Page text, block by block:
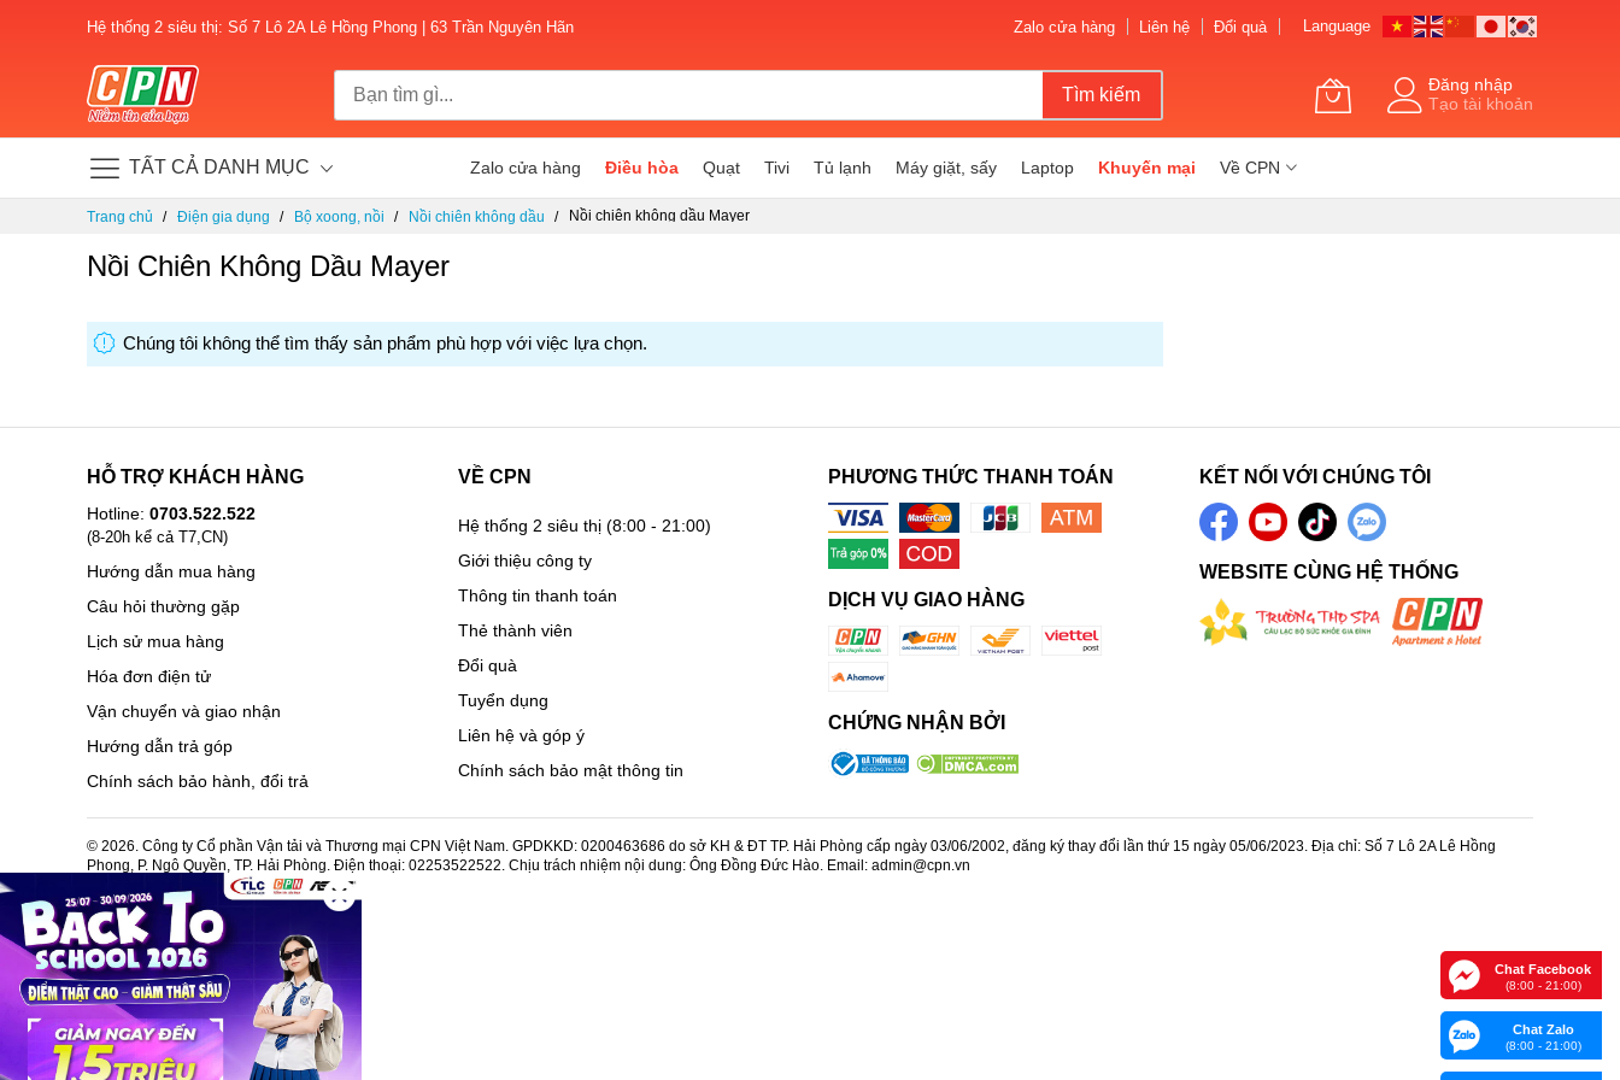
Hệ thống 2 siêu thị: Số 7 Lô 2A Lê Hồng Phong | 63 Trần Nguyên Hãn Zalo cửa hàng Liên hệ Đổi quà Language
TẤT CẢ DANH MỤC
Tìm kiếm
Đăng nhập
Tạo tài khoản
Zalo cửa hàng Điều hòa Quạt Tivi Tủ lạnh Máy giặt, sấy Laptop Khuyến mại Về CPN
Trang chủ Điện gia dụng Bộ xoong, nồi Nồi chiên không dầu Nồi chiên không dầu Mayer
Nồi Chiên Không Dầu Mayer
Chúng tôi không thể tìm thấy sản phẩm phù hợp với việc lựa chọn.
HỖ TRỢ KHÁCH HÀNG
Hotline: 0703.522.522
(8-20h kể cả T7,CN)
Hướng dẫn mua hàng
Câu hỏi thường gặp
Lịch sử mua hàng
Hóa đơn điện tử
Vận chuyển và giao nhận
Hướng dẫn trả góp
Chính sách bảo hành, đổi trả
VỀ CPN
Hệ thống 2 siêu thị(8:00 - 21:00)
Giới thiệu công ty
Thông tin thanh toán
Thẻ thành viên
Đổi quà
Tuyển dụng
Liên hệ và góp ý
Chính sách bảo mật thông tin
PHƯƠNG THỨC THANH TOÁN
DỊCH VỤ GIAO HÀNG
CHỨNG NHẬN BỞI
KẾT NỐI VỚI CHÚNG TÔI
WEBSITE CÙNG HỆ THỐNG
© 2026. Công ty Cổ phần Vận tải và Thương mại CPN Việt Nam. GPDKKD: 0200463686 do sở KH & ĐT TP. Hải Phòng cấp ngày 03/06/2002, đăng ký thay đổi lần thứ 15 ngày 05/06/2023. Địa chỉ: Số 7 Lô 2A Lê Hồng
Phong, P. Ngô Quyền, TP. Hải Phòng. Điện thoại: 02253522522. Chịu trách nhiệm nội dung: Ông Đồng Đức Hào. Email: admin@cpn.vn
Chat Facebook
(8:00 - 21:00)
Chat Zalo
(8:00 - 21:00)